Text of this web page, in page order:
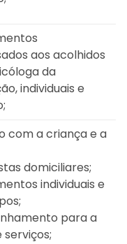
aos acolhidos
da
individuais e
com a criança e a
domiciliares;
individuais e
para a
serviços;